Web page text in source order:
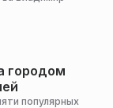
городом
популярных